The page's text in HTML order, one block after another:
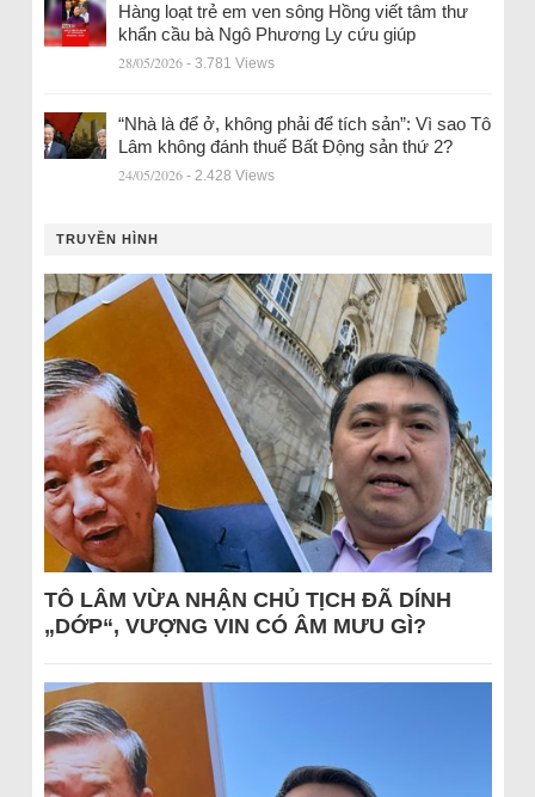
Hàng loạt trẻ em ven sông Hồng viết tâm thư
khẩn cầu bà Ngô Phương Ly cứu giúp
28/05/2026 - 3.781 Views
“Nhà là để ở, không phải để tích sản”: Vì sao Tô
Lâm không đánh thuế Bất Động sản thứ 2?
24/05/2026 - 2.428 Views
TRUYỀN HÌNH
TÔ LÂM VỪA NHẬN CHỦ TỊCH ĐÃ DÍNH
„DỚP“, VƯỢNG VIN CÓ ÂM MƯU GÌ?